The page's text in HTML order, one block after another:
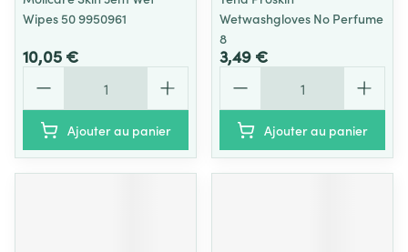
Wipes 50 9950961
10,05 €
Ajouter au panier
Wetwashgloves No Perfume
8
3,49 €
Ajouter au panier